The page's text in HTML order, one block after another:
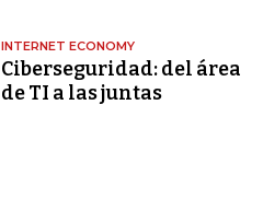
INTERNET ECONOMY
Ciberseguridad: del área
de TI a las juntas